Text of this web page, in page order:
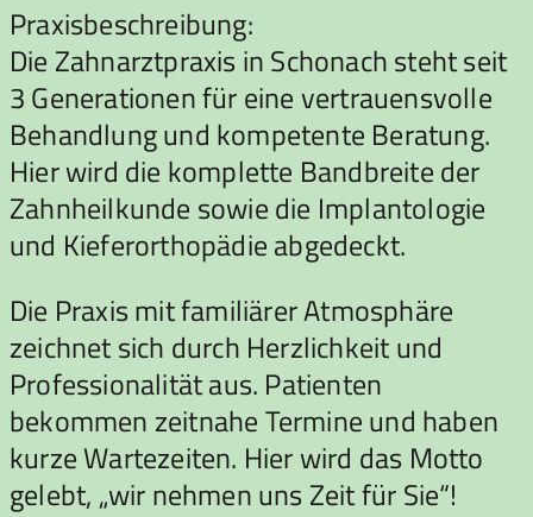
Praxisbeschreibung:
Die Zahnarztpraxis in Schonach steht seit
3 Generationen für eine vertrauensvolle
Behandlung und kompetente Beratung.
Hier wird die komplette Bandbreite der
Zahnheilkunde sowie die Implantologie
und Kieferorthopädie abgedeckt.
Die Praxis mit familiärer Atmosphäre
zeichnet sich durch Herzlichkeit und
Professionalität aus. Patienten
bekommen zeitnahe Termine und haben
kurze Wartezeiten. Hier wird das Motto
gelebt, „wir nehmen uns Zeit für Sie“!